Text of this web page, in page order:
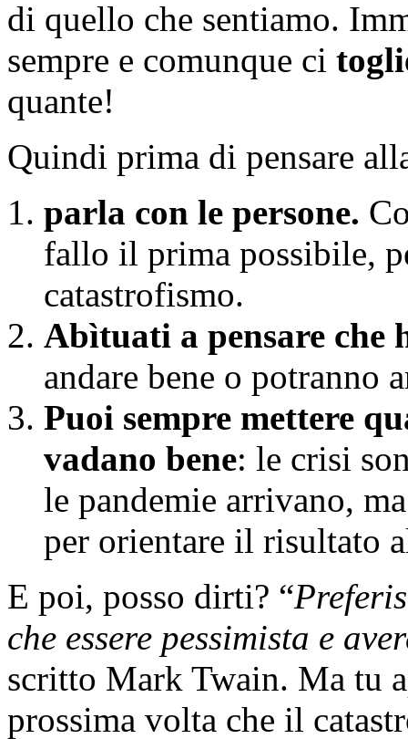
di quello che sentiamo.
sempre e comunque ci
quante!
Quindi prima di pensare
parla con le persone.
fallo il prima possibile,
catastrofismo.
Abìtuati a pensare che
andare bene o potranno
Puoi sempre mettere
vadano bene: le crisi
le pandemie arrivano,
per orientare il risultato
E poi, posso dirti? “
che essere pessimista e
scritto Mark Twain. Ma tu
prossima volta che il